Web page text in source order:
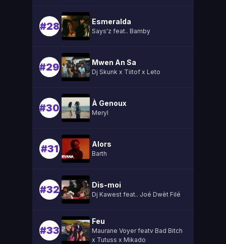
#28 Esmeralda
Says'z feat.. Bamby
#29 Mwen An Sa
Dj Skunk x Tiitof x Leto
#30 À Genoux
Meryl
#31 Alors
Barth
#32 Dis-moi
Dj Kawest feat.. Joé Dwèt Filé
#33
Feu
Maurane Voyer featv Bad Bitch
x Tutuss x Mikado